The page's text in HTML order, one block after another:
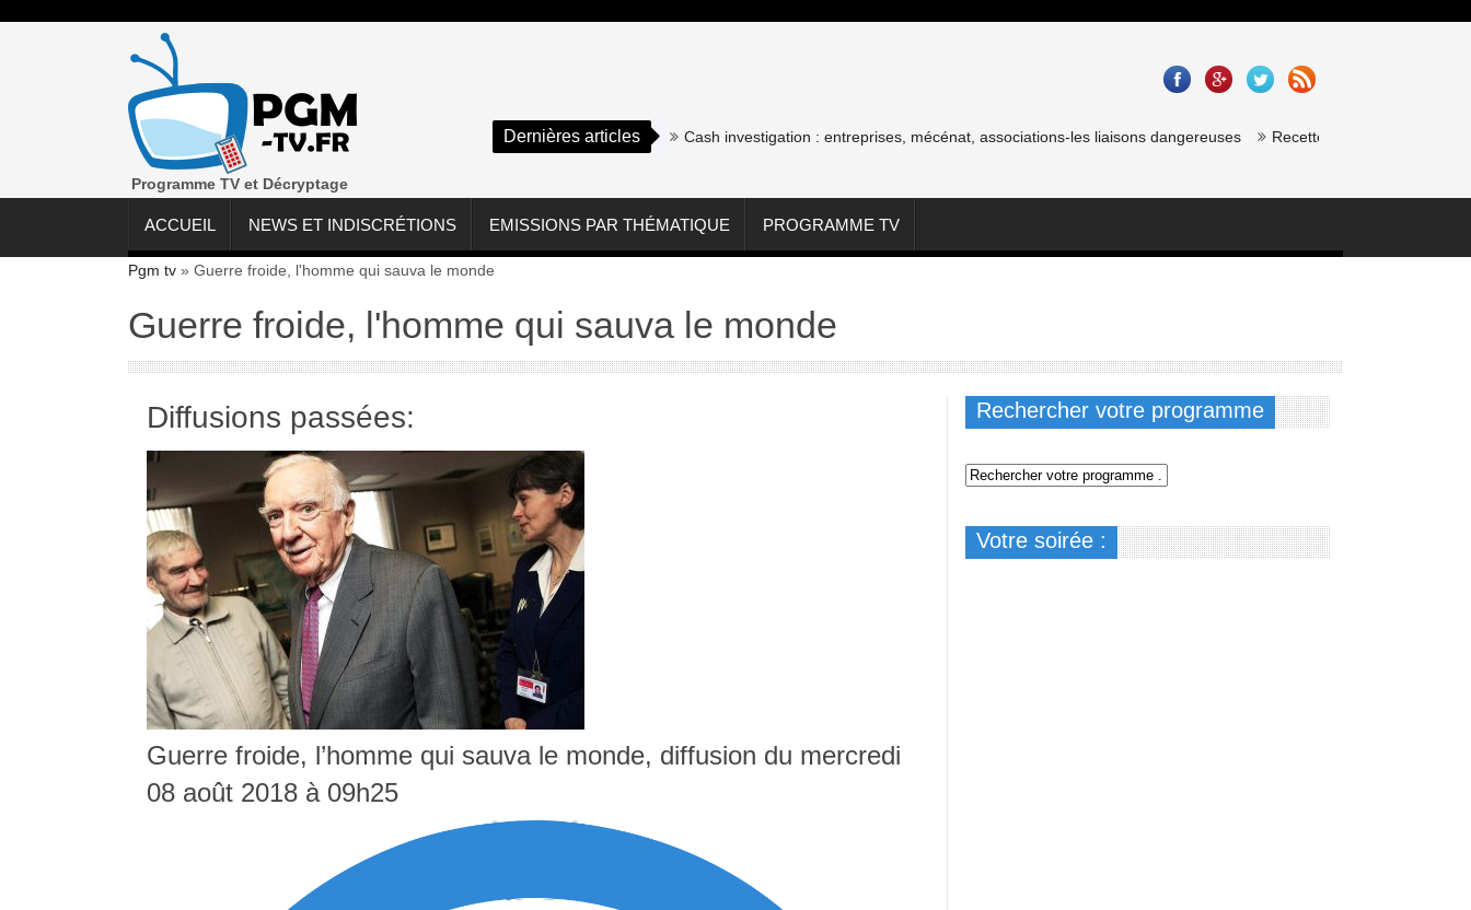
Programme TV et Décryptage
Dernières articles Cash investigation : entreprises, mécénat, associations-les liaisons dangereuses Recette saumon gravlax de
ACCUEIL NEWS ET INDISCRÉTIONS EMISSIONS PAR THÉMATIQUE PROGRAMME TV
Pgm tv » Guerre froide, l'homme qui sauva le monde
Guerre froide, l'homme qui sauva le monde
Diffusions passées:
Guerre froide, l’homme qui sauva le monde, diffusion du mercredi
08 août 2018 à 09h25
Rechercher votre programme
Votre soirée :